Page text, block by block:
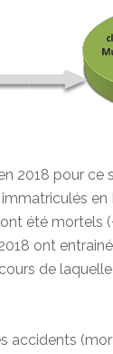
2018 pour
en
été mortels
ont
de
accidents